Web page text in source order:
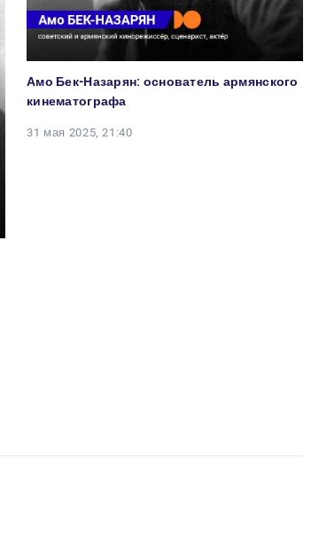
Амо Бек-Назарян: основатель армянского
кинематографа
31 мая 2025, 21:40